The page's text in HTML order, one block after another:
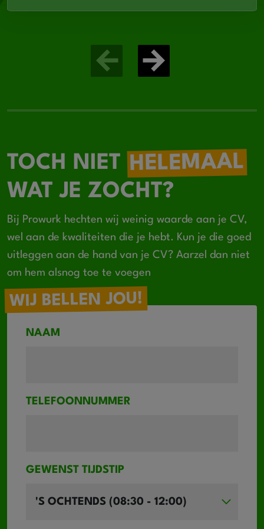
TOCH NIETHELEMAAL
WAT JE ZOCHT?
Bij Prowurk hechten wij weinig waarde aan je CV,
wel aan de kwaliteiten die je hebt. Kun je die goed
uitleggen aan de hand van je CV? Aarzel dan niet
om hem alsnog toe te voegen
WIJ BELLEN JOU!
NAAM
TELEFOONNUMMER
GEWENST TIJDSTIP